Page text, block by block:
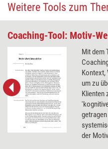
Weitere Tools zum
Coaching-Tool: Motiv-
Mit dem
Kontext,
um zu
Klienten
der